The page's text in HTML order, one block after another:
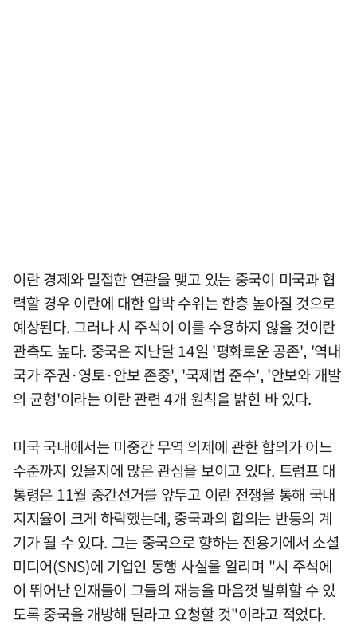
이란 경제와 밀접한 연관을 맺고 있는 중국이 미국과 협
력할 경우 이란에 대한 압박 수위는 한층 높아질 것으로
예상된다. 그러나 시 주석이 이를 수용하지 않을 것이란
관측도 높다. 중국은 지난달 14일 '평화로운 공존', '역내
국가 주권·영토·안보 존중', '국제법 준수', '안보와 개발
의 균형'이라는 이란 관련 4개 원칙을 밝힌 바 있다.
미국 국내에서는 미중간 무역 의제에 관한 합의가 어느
수준까지 있을지에 많은 관심을 보이고 있다. 트럼프 대
통령은 11월 중간선거를 앞두고 이란 전쟁을 통해 국내
지지율이 크게 하락했는데, 중국과의 합의는 반등의 계
기가 될 수 있다. 그는 중국으로 향하는 전용기에서 소셜
미디어(SNS)에 기업인 동행 사실을 알리며 "시 주석에
이 뛰어난 인재들이 그들의 재능을 마음껏 발휘할 수 있
도록 중국을 개방해 달라고 요청할 것"이라고 적었다.